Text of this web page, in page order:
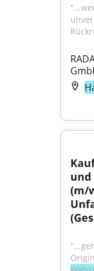
und
(m/